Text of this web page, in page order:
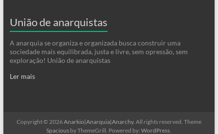
União de anarquistas
A anarquia se organiza e organizada busca construir uma
sociedade mais equilibrada, justa e livre, sem opressão, sem
exploração! União de anarquistas
Ler mais
Copyright © 2026Anarkio|Anarquia|Anarchy. All rights reserved. Theme
Spacious by ThemeGrill. Powered by:WordPress